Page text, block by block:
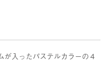
が入ったパステルカラーの４